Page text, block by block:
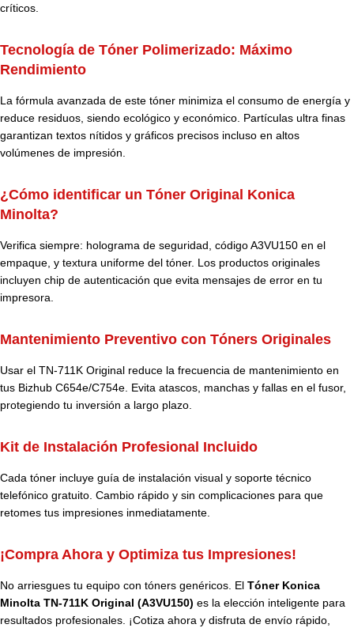
críticos.
Tecnología de Tóner Polimerizado: Máximo
Rendimiento
La fórmula avanzada de este tóner minimiza el consumo de energía y
reduce residuos, siendo ecológico y económico. Partículas ultra finas
garantizan textos nítidos y gráficos precisos incluso en altos
volúmenes de impresión.
¿Cómo identificar un Tóner Original Konica
Minolta?
Verifica siempre: holograma de seguridad, código A3VU150 en el
empaque, y textura uniforme del tóner. Los productos originales
incluyen chip de autenticación que evita mensajes de error en tu
impresora.
Mantenimiento Preventivo con Tóners Originales
Usar el TN-711K Original reduce la frecuencia de mantenimiento en
tus Bizhub C654e/C754e. Evita atascos, manchas y fallas en el fusor,
protegiendo tu inversión a largo plazo.
Kit de Instalación Profesional Incluido
Cada tóner incluye guía de instalación visual y soporte técnico
telefónico gratuito. Cambio rápido y sin complicaciones para que
retomes tus impresiones inmediatamente.
¡Compra Ahora y Optimiza tus Impresiones!
No arriesgues tu equipo con tóners genéricos. El Tóner Konica
Minolta TN-711K Original (A3VU150) es la elección inteligente para
resultados profesionales. ¡Cotiza ahora y disfruta de envío rápido,